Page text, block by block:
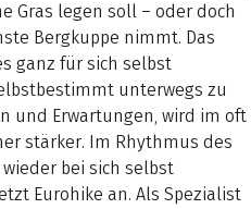
Gras legen soll – oder doch
Bergkuppe nimmt. Das
ganz für sich selbst
unterwegs zu
und Erwartungen, wird im oft
stärker. Im Rhythmus des
bei sich selbst
Eurohike an. Als Spezialist